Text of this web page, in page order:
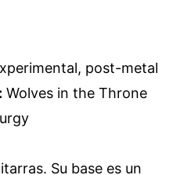
post-metal
Wolves in the Throne
Su base es un